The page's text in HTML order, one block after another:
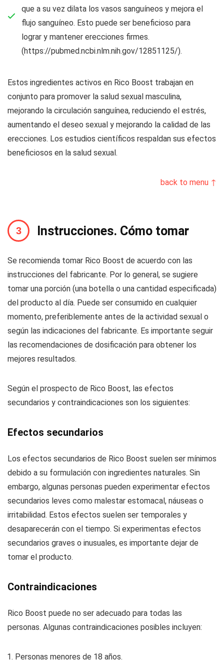
que a su vez dilata los vasos sanguíneos y mejora el
flujo sanguíneo. Esto puede ser beneficioso para
lograr y mantener erecciones firmes.
(https://pubmed.ncbi.nlm.nih.gov/12851125/).
Estos ingredientes activos en Rico Boost trabajan en
conjunto para promover la salud sexual masculina,
mejorando la circulación sanguínea, reduciendo el estrés,
aumentando el deseo sexual y mejorando la calidad de las
erecciones. Los estudios científicos respaldan sus efectos
beneficiosos en la salud sexual.
back to menu ↑
Instrucciones. Cómo tomar
Se recomienda tomar Rico Boost de acuerdo con las
instrucciones del fabricante. Por lo general, se sugiere
tomar una porción (una botella o una cantidad especificada)
del producto al día. Puede ser consumido en cualquier
momento, preferiblemente antes de la actividad sexual o
según las indicaciones del fabricante. Es importante seguir
las recomendaciones de dosificación para obtener los
mejores resultados.
Según el prospecto de Rico Boost, las efectos
secundarios y contraindicaciones son los siguientes:
Efectos secundarios
Los efectos secundarios de Rico Boost suelen ser mínimos
debido a su formulación con ingredientes naturales. Sin
embargo, algunas personas pueden experimentar efectos
secundarios leves como malestar estomacal, náuseas o
irritabilidad. Estos efectos suelen ser temporales y
desaparecerán con el tiempo. Si experimentas efectos
secundarios graves o inusuales, es importante dejar de
tomar el producto.
Contraindicaciones
Rico Boost puede no ser adecuado para todas las
personas. Algunas contraindicaciones posibles incluyen:
Personas menores de 18 años.